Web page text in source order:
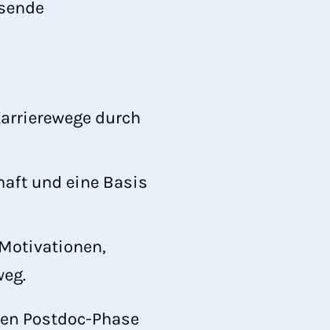
durch
und eine Basis
Postdoc-Phase